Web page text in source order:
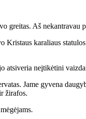
greitas. Aš nekantravau
karaliaus
neįtikėtini
Jame gyvena
žirafos.